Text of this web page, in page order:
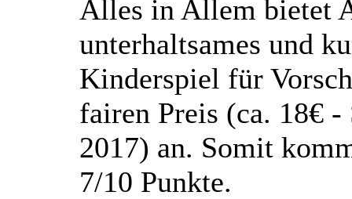
Alles in Allem bietet
unterhaltsames und
Kinderspiel für
fairen Preis (ca. 18€ -
2017) an. Somit
7/10 Punkte.